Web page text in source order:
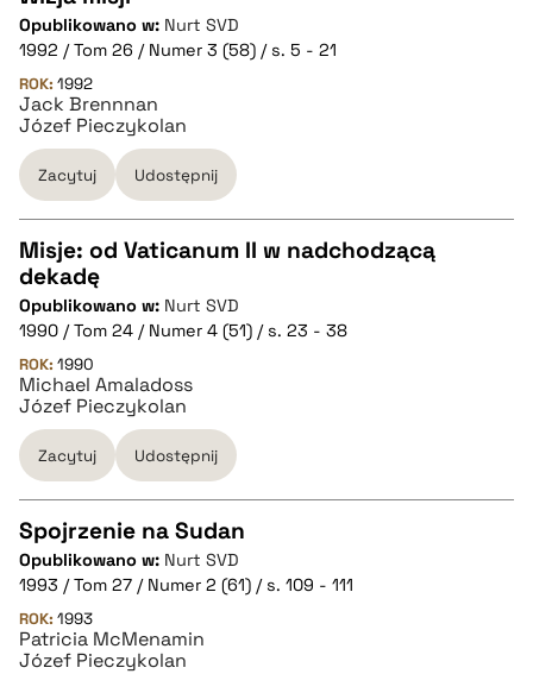
Opublikowano w: Nurt SVD
1992 / Tom 26 / Numer 3 (58) / s. 5 - 21
ROK: 1992
Jack Brennnan
Józef Pieczykolan
Zacytuj Udostępnij
CZYSTY TEKST
pobierz cytat
BIBTEX
pobierz cytat
Misje: od Vaticanum II w nadchodzącą
dekadę
Opublikowano w: Nurt SVD
1990 / Tom 24 / Numer 4 (51) / s. 23 - 38
ROK: 1990
Michael Amaladoss
Józef Pieczykolan
Zacytuj Udostępnij
CZYSTY TEKST
pobierz cytat
Spojrzenie na Sudan
Opublikowano w: Nurt SVD
1993 / Tom 27 / Numer 2 (61) / s. 109 - 111
ROK: 1993
Patricia McMenamin
Józef Pieczykolan